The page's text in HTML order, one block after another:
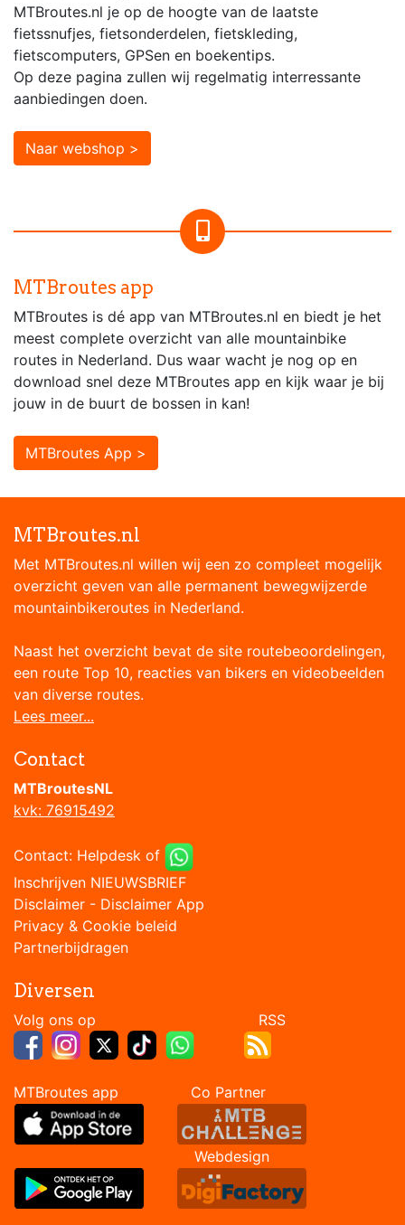
MTBroutes.nl je op de hoogte van de laatste
fietssnufjes, fietsonderdelen, fietskleding,
fietscomputers, GPSen en boekentips.
Op deze pagina zullen wij regelmatig interressante
aanbiedingen doen.
Naar webshop >
MTBroutes app
MTBroutes is dé app van MTBroutes.nl en biedt je het
meest complete overzicht van alle mountainbike
routes in Nederland. Dus waar wacht je nog op en
download snel deze MTBroutes app en kijk waar je bij
jouw in de buurt de bossen in kan!
MTBroutes App >
MTBroutes.nl
Met MTBroutes.nl willen wij een zo compleet mogelijk
overzicht geven van alle permanent bewegwijzerde
mountainbikeroutes in Nederland.
Naast het overzicht bevat de site routebeoordelingen,
een route Top 10, reacties van bikers en videobeelden
van diverse routes.
Lees meer...
Contact
MTBroutesNL
kvk: 76915492
Contact: Helpdesk of
Inschrijven NIEUWSBRIEF
Disclaimer - Disclaimer App
Privacy & Cookie beleid
Partnerbijdragen
Diversen
Volg ons op RSS
MTBroutes app Co Partner
Webdesign